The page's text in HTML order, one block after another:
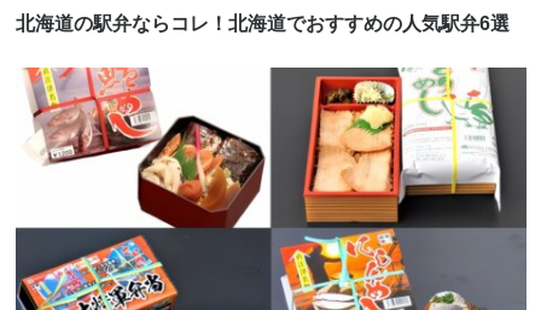
北海道の駅弁ならコレ！北海道でおすすめの人気駅弁6選